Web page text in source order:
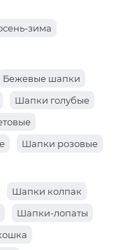
зима
Бежевые шапки
Шапки голубые
Шапки розовые
Красные шапки
Шапки колпак
Шапки-лопаты